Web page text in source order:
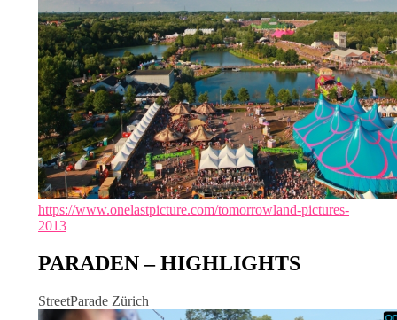
https://www.onelastpicture.com/tomorrowland-pictures-
2013
PARADEN – HIGHLIGHTS
StreetParade Zürich